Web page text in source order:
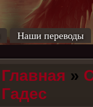
Наши переводы
Главная »
Гадес